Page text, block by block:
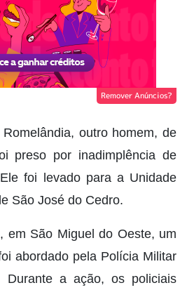
Remover Anúncios?
outro homem, de
preso por inadimplência de
foi levado para a Unidade
São José do Cedro.
em São Miguel do Oeste, um
abordado pela Polícia Militar
Durante a ação, os policiais